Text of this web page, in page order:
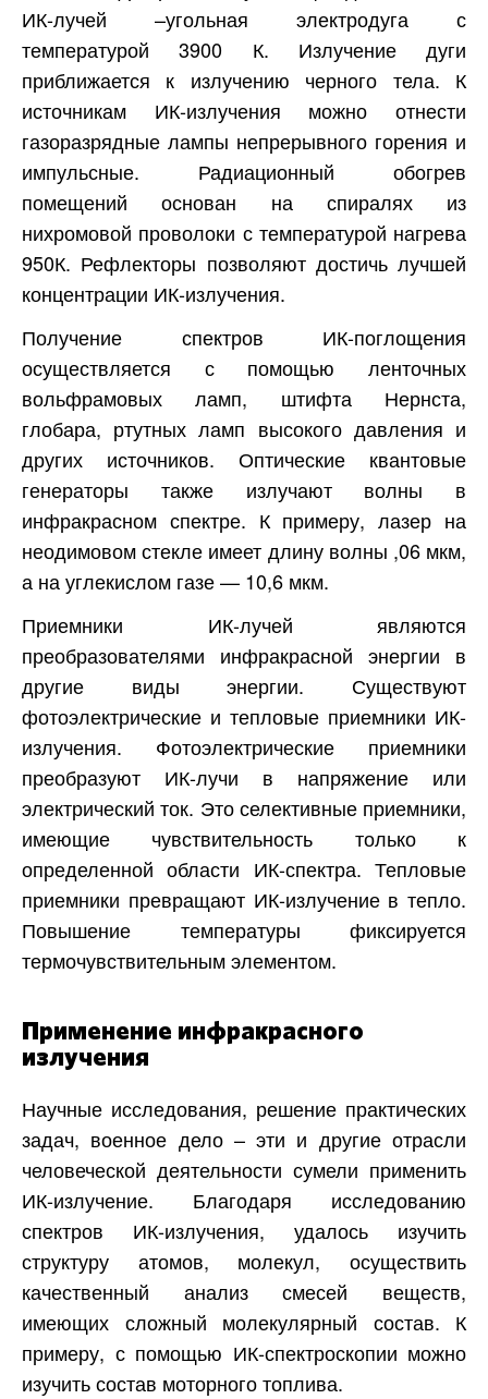
ИК-лучей –угольная электродуга с
температурой 3900 К. Излучение дуги
приближается к излучению черного тела. К
источникам ИК-излучения можно отнести
газоразрядные лампы непрерывного горения и
импульсные. Радиационный обогрев
помещений основан на спиралях из
нихромовой проволоки с температурой нагрева
950К. Рефлекторы позволяют достичь лучшей
концентрации ИК-излучения.
Получение спектров ИК-поглощения
осуществляется с помощью ленточных
вольфрамовых ламп, штифта Нернста,
глобара, ртутных ламп высокого давления и
других источников. Оптические квантовые
генераторы также излучают волны в
инфракрасном спектре. К примеру, лазер на
неодимовом стекле имеет длину волны ,06 мкм,
а на углекислом газе — 10,6 мкм.
Приемники ИК-лучей являются
преобразователями инфракрасной энергии в
другие виды энергии. Существуют
фотоэлектрические и тепловые приемники ИК-
излучения. Фотоэлектрические приемники
преобразуют ИК-лучи в напряжение или
электрический ток. Это селективные приемники,
имеющие чувствительность только к
определенной области ИК-спектра. Тепловые
приемники превращают ИК-излучение в тепло.
Повышение температуры фиксируется
термочувствительным элементом.
Применение инфракрасного
излучения
Научные исследования, решение практических
задач, военное дело – эти и другие отрасли
человеческой деятельности сумели применить
ИК-излучение. Благодаря исследованию
спектров ИК-излучения, удалось изучить
структуру атомов, молекул, осуществить
качественный анализ смесей веществ,
имеющих сложный молекулярный состав. К
примеру, с помощью ИК-спектроскопии можно
изучить состав моторного топлива.